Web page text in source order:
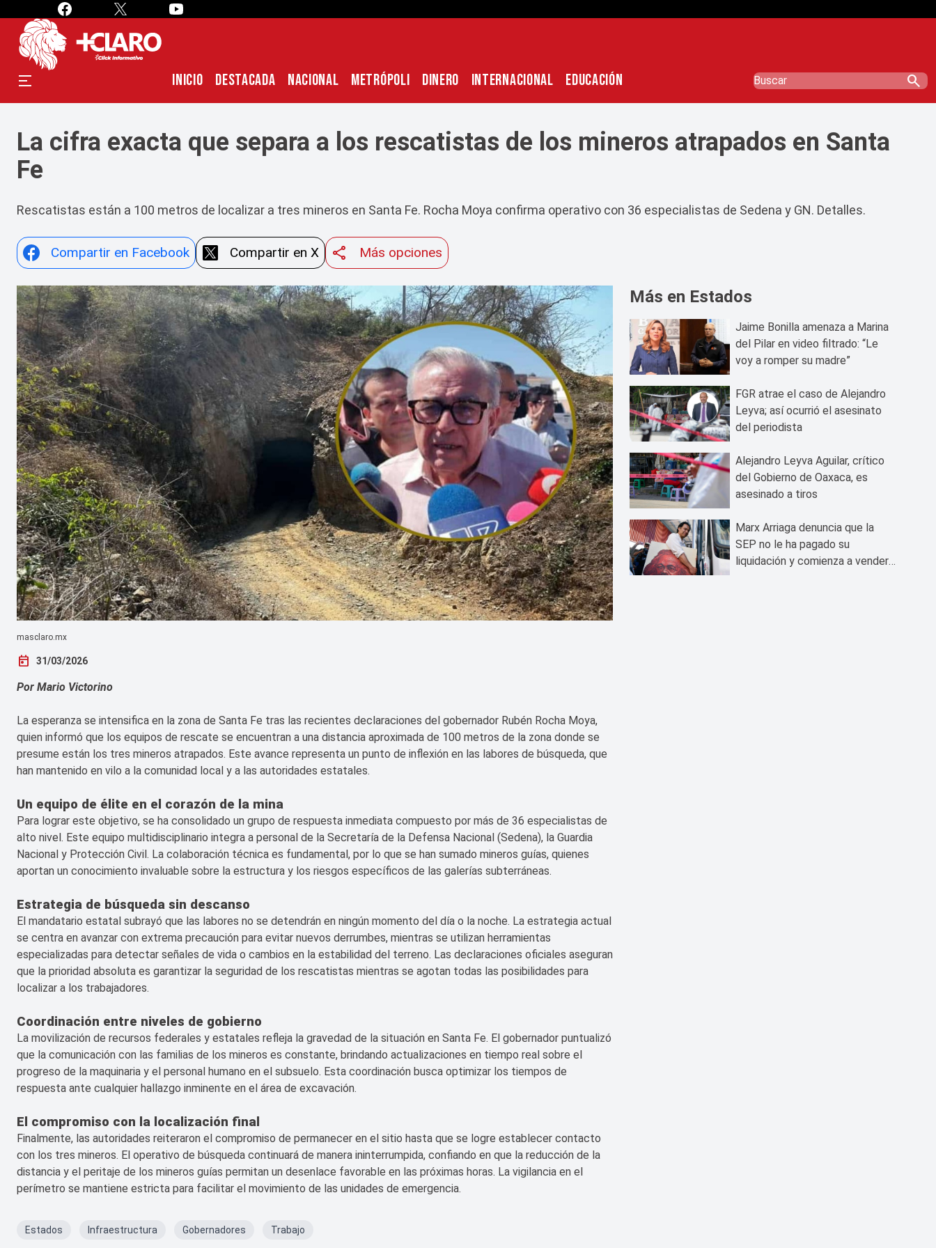
INICIO DESTACADA NACIONAL METRÓPOLI DINERO INTERNACIONAL EDUCACIÓN search
La cifra exacta que separa a los rescatistas de los mineros atrapados en Santa
Fe
Rescatistas están a 100 metros de localizar a tres mineros en Santa Fe. Rocha Moya confirma operativo con 36 especialistas de Sedena y GN. Detalles.
Compartir en Facebook Compartir en X Más opciones
masclaro.mx
today 31/03/2026
Por Mario Victorino
La esperanza se intensifica en la zona de Santa Fe tras las recientes declaraciones del gobernador Rubén Rocha Moya,
quien informó que los equipos de rescate se encuentran a una distancia aproximada de 100 metros de la zona donde se
presume están los tres mineros atrapados. Este avance representa un punto de inflexión en las labores de búsqueda, que
han mantenido en vilo a la comunidad local y a las autoridades estatales.
Un equipo de élite en el corazón de la mina
Para lograr este objetivo, se ha consolidado un grupo de respuesta inmediata compuesto por más de 36 especialistas de
alto nivel. Este equipo multidisciplinario integra a personal de la Secretaría de la Defensa Nacional (Sedena), la Guardia
Nacional y Protección Civil. La colaboración técnica es fundamental, por lo que se han sumado mineros guías, quienes
aportan un conocimiento invaluable sobre la estructura y los riesgos específicos de las galerías subterráneas.
Estrategia de búsqueda sin descanso
El mandatario estatal subrayó que las labores no se detendrán en ningún momento del día o la noche. La estrategia actual
se centra en avanzar con extrema precaución para evitar nuevos derrumbes, mientras se utilizan herramientas
especializadas para detectar señales de vida o cambios en la estabilidad del terreno. Las declaraciones oficiales aseguran
que la prioridad absoluta es garantizar la seguridad de los rescatistas mientras se agotan todas las posibilidades para
localizar a los trabajadores.
Coordinación entre niveles de gobierno
La movilización de recursos federales y estatales refleja la gravedad de la situación en Santa Fe. El gobernador puntualizó
que la comunicación con las familias de los mineros es constante, brindando actualizaciones en tiempo real sobre el
progreso de la maquinaria y el personal humano en el subsuelo. Esta coordinación busca optimizar los tiempos de
respuesta ante cualquier hallazgo inminente en el área de excavación.
El compromiso con la localización final
Finalmente, las autoridades reiteraron el compromiso de permanecer en el sitio hasta que se logre establecer contacto
con los tres mineros. El operativo de búsqueda continuará de manera ininterrumpida, confiando en que la reducción de la
distancia y el peritaje de los mineros guías permitan un desenlace favorable en las próximas horas. La vigilancia en el
perímetro se mantiene estricta para facilitar el movimiento de las unidades de emergencia.
Estados Infraestructura Gobernadores Trabajo
Más en Estados
Jaime Bonilla amenaza a Marina
del Pilar en video filtrado: “Le
voy a romper su madre”
FGR atrae el caso de Alejandro
Leyva; así ocurrió el asesinato
del periodista
Alejandro Leyva Aguilar, crítico
del Gobierno de Oaxaca, es
asesinado a tiros
Marx Arriaga denuncia que la
SEP no le ha pagado su
liquidación y comienza a vender